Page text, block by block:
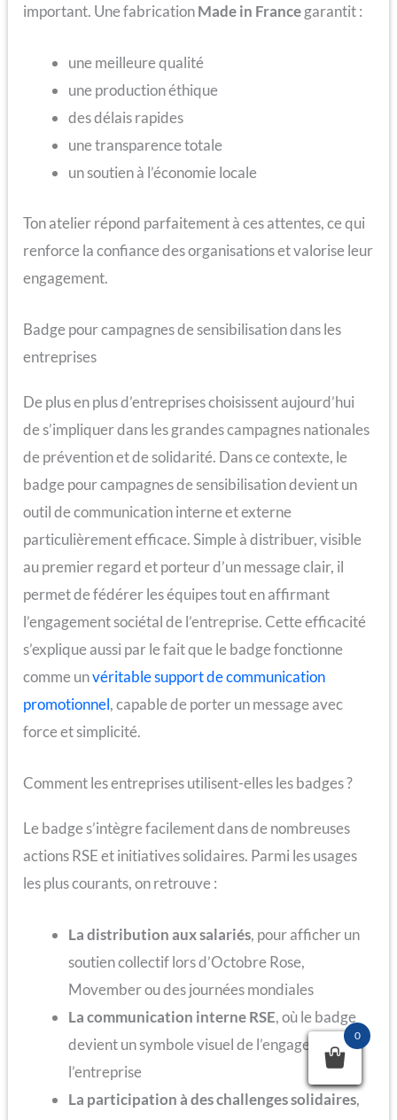
important. Une fabricationMade in Francegarantit :
une meilleure qualité
une production éthique
des délais rapides
une transparence totale
un soutien à l’économie locale
Ton atelier répond parfaitement à ces attentes, ce qui
renforce la confiance des organisations et valorise leur
engagement.
Badge pour campagnes de sensibilisation dans les
entreprises
De plus en plus d’entreprises choisissent aujourd’hui
de s’impliquer dans les grandes campagnes nationales
de prévention et de solidarité. Dans ce contexte, le
badge pour campagnes de sensibilisation devient un
outil de communication interne et externe
particulièrement efficace. Simple à distribuer, visible
au premier regard et porteur d’un message clair, il
permet de fédérer les équipes tout en affirmant
l’engagement sociétal de l’entreprise. Cette efficacité
s’explique aussi par le fait que le badge fonctionne
comme unvéritable support de communication
promotionnel, capable de porter un message avec
force et simplicité.
Comment les entreprises utilisent-elles les badges ?
Le badge s’intègre facilement dans de nombreuses
actions RSE et initiatives solidaires. Parmi les usages
les plus courants, on retrouve :
La distribution aux salariés, pour afficher un
soutien collectif lors d’Octobre Rose,
Movember ou des journées mondiales
La communication interne RSE, où le badge
devient un symbole visuel de l’engagement de
l’entreprise
La participation à des challenges solidaires,
0